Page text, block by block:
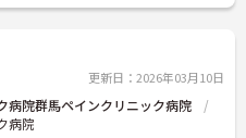
更新日：2026年03月10日
院群馬ペインクリニック病院
病院